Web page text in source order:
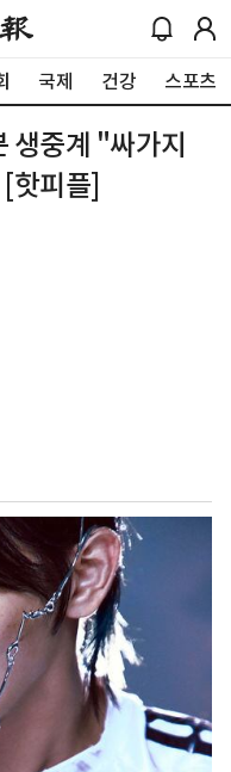
국제 건강 스포츠
생중계 "싸가지
핫피플]